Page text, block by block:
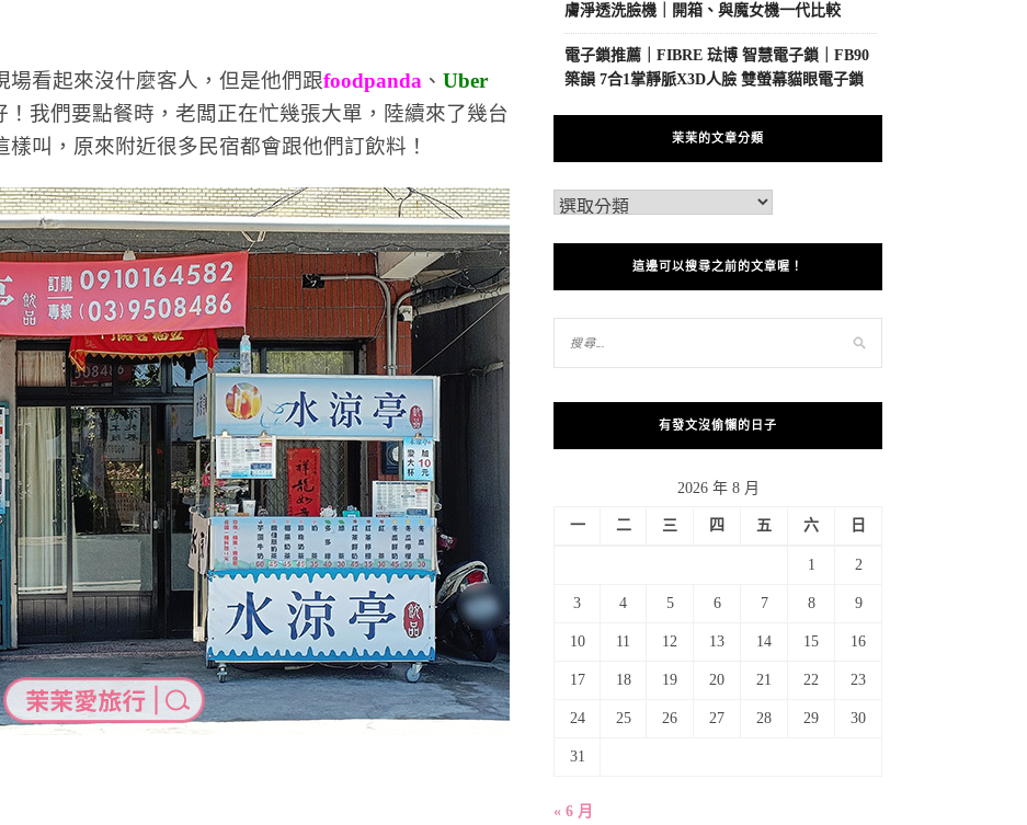
場看起來沒什麼客人，但是他們跟foodpanda 、 Uber
我們要點餐時，老闆正在忙幾張大單，陸續來了幾台
叫，原來附近很多民宿都會跟他們訂飲料！
膚淨透洗臉機｜開箱、與魔女機一代比較
電子鎖推薦｜FIBRE 琺博 智慧電子鎖｜FB90
築韻 7合1掌靜脈X3D人臉 雙螢幕貓眼電子鎖
茉茉的文章分類
這邊可以搜尋之前的文章喔！
有發文沒偷懶的日子
2026 年 8 月
一 二 三 四 五 六 日
1 2
3 4 5 6 7 8 9
10 11 12 13 14 15 16
17 18 19 20 21 22 23
24 25 26 27 28 29 30
31
« 6 月